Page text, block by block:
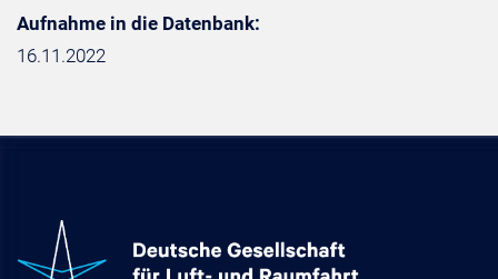
Aufnahme in die Datenbank:
16.11.2022